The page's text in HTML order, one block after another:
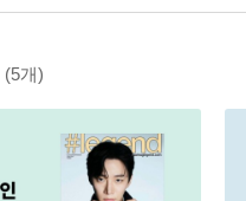
(5개)